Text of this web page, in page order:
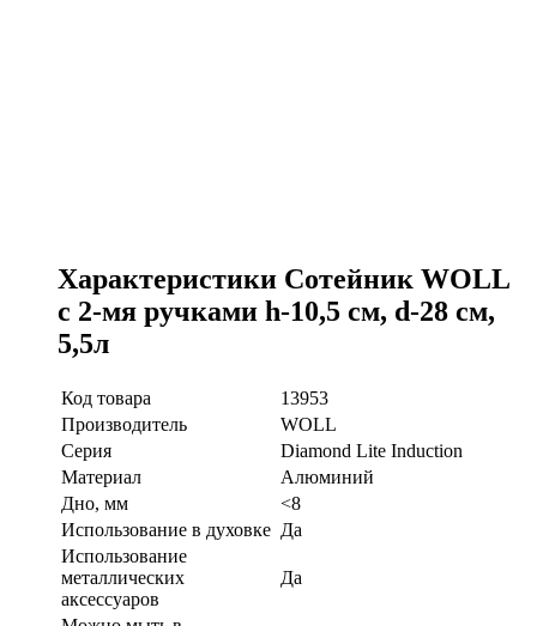
Характеристики Сотейник WOLL
с 2-мя ручками h-10,5 см, d-28 см,
5,5л
Код товара
13953
Производитель
WOLL
Серия
Diamond Lite Induction
Материал
Алюминий
Дно, мм
<8
Использование в духовке Да
Использование
металлических
аксессуаров
Да